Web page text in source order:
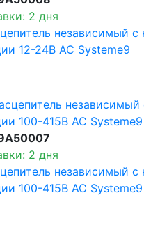
2 дня
независимый с
12-24В AC Systeme9
2 дня
независимый с
100-415В AC Systeme9